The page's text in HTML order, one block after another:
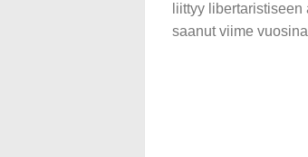
liittyy
saanut viime